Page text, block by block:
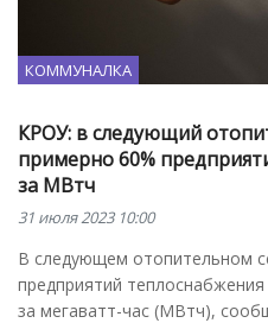
КОММУНАЛКА
КРОУ: в следующий
примерно 60%
за МВтч
31 июля 2023 10:00
В следующем отопительном
предприятий
за мегаватт-час (МВтч),